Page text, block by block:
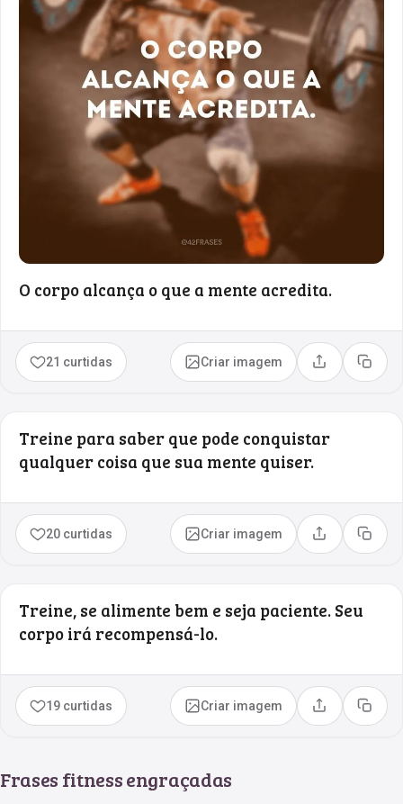
O corpo alcança o que a mente acredita.
21 curtidas Criar imagem Compartilhar
Copiar
Treine para saber que pode conquistar
qualquer coisa que sua mente quiser.
20 curtidas Criar imagem Compartilhar
Copiar
Treine, se alimente bem e seja paciente. Seu
corpo irá recompensá-lo.
19 curtidas Criar imagem Compartilhar
Copiar
Frases fitness engraçadas